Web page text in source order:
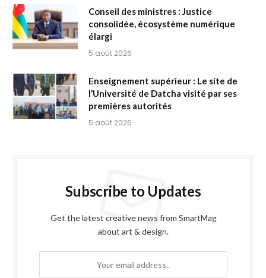
Conseil des ministres : Justice
consolidée, écosystème numérique
élargi
5 août 2026
Enseignement supérieur : Le site de
l’Université de Datcha visité par ses
premières autorités
5 août 2026
Subscribe to Updates
Get the latest creative news from SmartMag
about art & design.